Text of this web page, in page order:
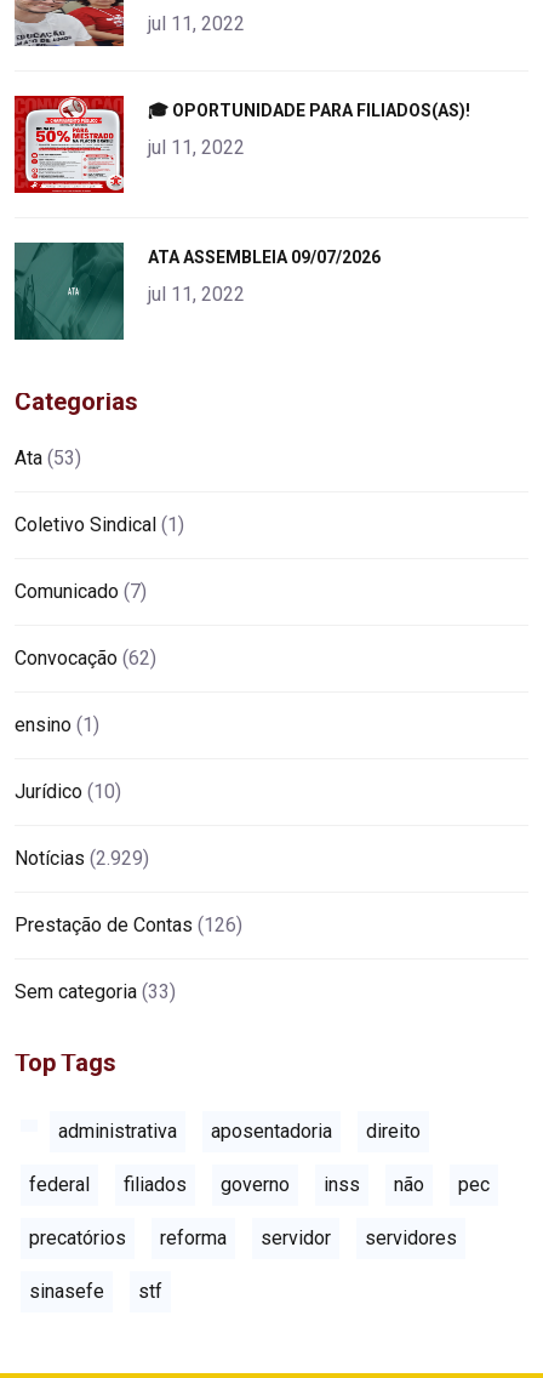
jul 11, 2022
alt="product">
🎓 OPORTUNIDADE PARA FILIADOS(AS)!
jul 11, 2022
alt="product">
ATA ASSEMBLEIA 09/07/2026
jul 11, 2022
Categorias
Ata (53)
Coletivo Sindical (1)
Comunicado (7)
Convocação (62)
ensino (1)
Jurídico (10)
Notícias (2.929)
Prestação de Contas (126)
Sem categoria (33)
Top Tags
administrativa aposentadoria direito
federal filiados governo inss não pec
precatórios reforma servidor servidores
sinasefe stf